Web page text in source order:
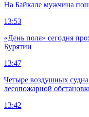
На Байкале мужчина
13:53
«День поля» сегодня
Бурятии
13:47
Четыре воздушных
лесопожарной
13:42